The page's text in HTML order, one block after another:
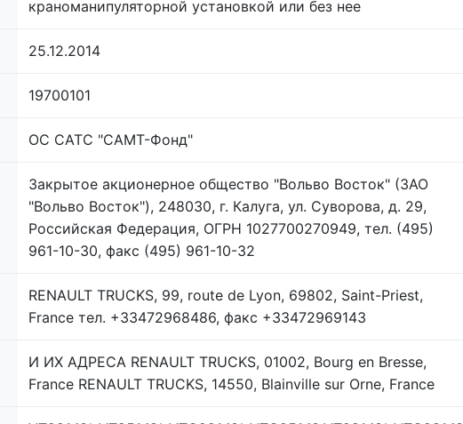
краноманипуляторной установкой или без нее
25.12.2014
19700101
ОС САТС "САМТ-Фонд"
Закрытое акционерное общество "Вольво Восток" (ЗАО
"Вольво Восток"), 248030, г. Калуга, ул. Суворова, д. 29,
Российская Федерация, ОГРН 1027700270949, тел. (495)
961-10-30, факс (495) 961-10-32
RENAULT TRUCKS, 99, route de Lyon, 69802, Saint-Priest,
France тел. +33472968486, факс +33472969143
И ИХ АДРЕСА RENAULT TRUCKS, 01002, Bourg en Bresse,
France RENAULT TRUCKS, 14550, Blainville sur Orne, France